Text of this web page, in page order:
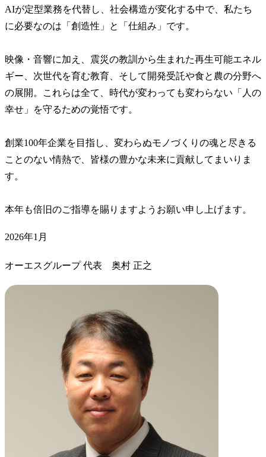
AIが定型業務を代替し、社会構造が変化する中で、私たち
に必要なのは「創造性」と「仕組み」です。
映像・音響に加え、震災の教訓から生まれた再生可能エネル
ギー、次世代を育む教育、そして開発受託や食と農の分野へ
の展開。これらは全て、時代が変わっても変わらない「人の
幸せ」を守るための覚悟です。
創業100年企業を目指し、変わらぬモノづくりの魂と尽きる
ことのない情熱で、皆様の豊かな未来に貢献してまいりま
す。
本年も倍旧のご指導を賜りますようお願い申し上げます。
2026年1月
オーエスグループ 代表 奥村 正之